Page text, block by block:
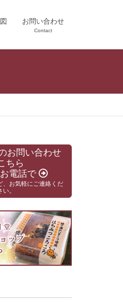
お問い合わせ
Contact
お問い合わせ
ちら
電話で
、お気軽にご連絡くだ
い。